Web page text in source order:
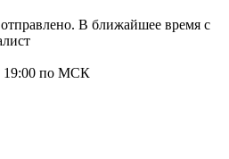
В ближайшее время с
19:00 по МСК